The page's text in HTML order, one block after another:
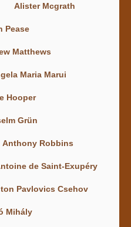
Alister Mcgrath
Pease
Matthews
Maria Marui
Hooper
Grün
Anthony Robbins
de Saint-Exupéry
Pavlovics Csehov
Mihály